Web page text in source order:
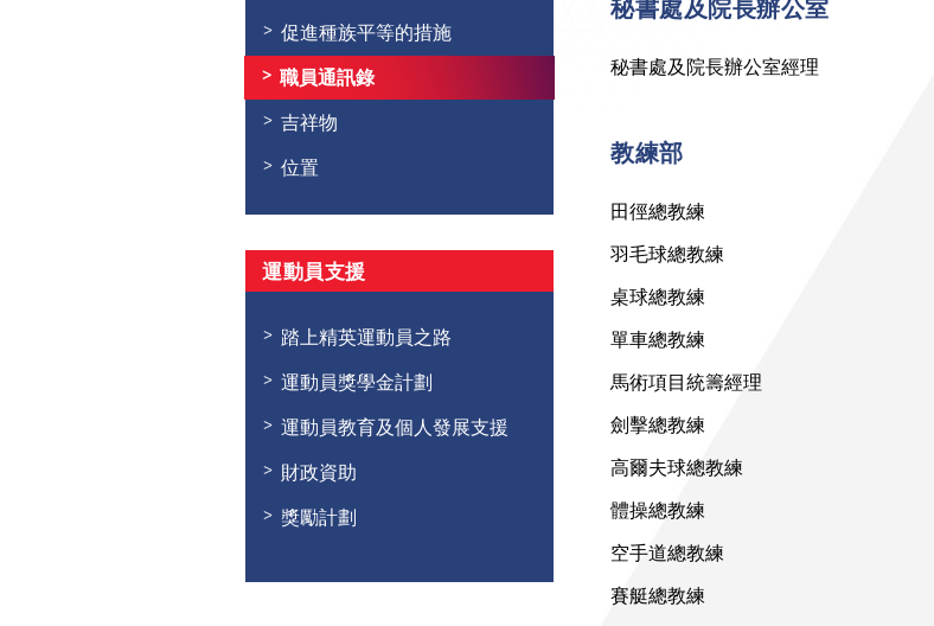
促進種族平等的措施
職員通訊錄
吉祥物
位置
運動員支援
踏上精英運動員之路
運動員獎學金計劃
運動員教育及個人發展支援
財政資助
獎勵計劃
秘書處及院長辦公室
秘書處及院長辦公室經理
教練部
田徑總教練
羽毛球總教練
桌球總教練
單車總教練
馬術項目統籌經理
劍擊總教練
高爾夫球總教練
體操總教練
空手道總教練
賽艇總教練